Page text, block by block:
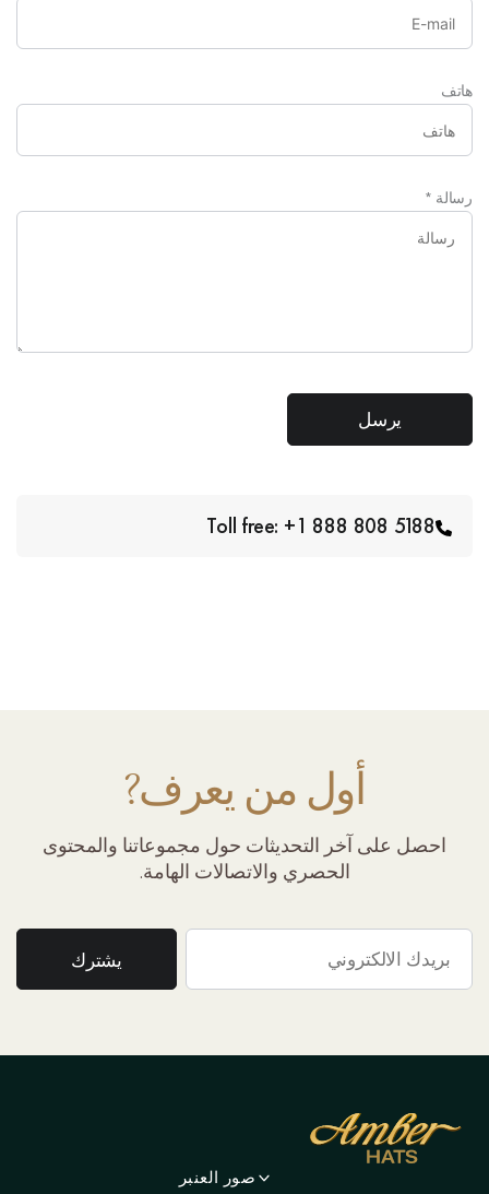
هاتف
رسالة *
Toll free: +1 888 808 5188
أول من يعرف?
احصل على آخر التحديثات حول مجموعاتنا والمحتوى
الحصري والاتصالات الهامة.
صور العنبر